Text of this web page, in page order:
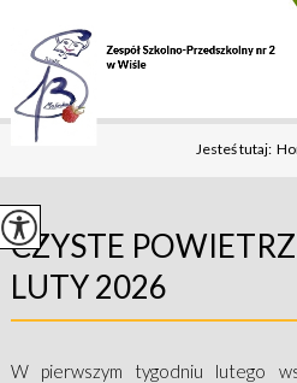
Jesteś tutaj:
CZYSTE
LUTY 2026
W pierwszym tygodniu lutego